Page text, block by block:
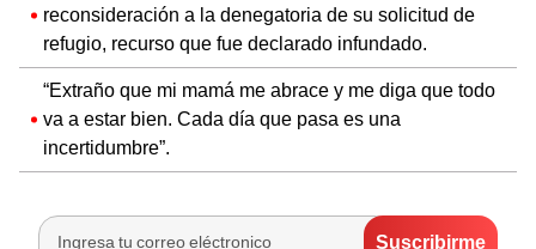
reconsideración a la denegatoria de su solicitud de
refugio, recurso que fue declarado infundado.
“Extraño que mi mamá me abrace y me diga que todo
va a estar bien. Cada día que pasa es una
incertidumbre”.